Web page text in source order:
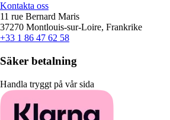
Kontakta oss
11 rue Bernard Maris
37270 Montlouis-sur-Loire, Frankrike
+33 1 86 47 62 58
Säker betalning
Handla tryggt på vår sida